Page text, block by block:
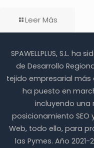
Leer Más
SPAWELLPLUS, S.L.
de Desarrollo
tejido empresarial
ha puesto en
incluyendo una
posicionamiento
Web, todo ello, para
las Pymes. Año